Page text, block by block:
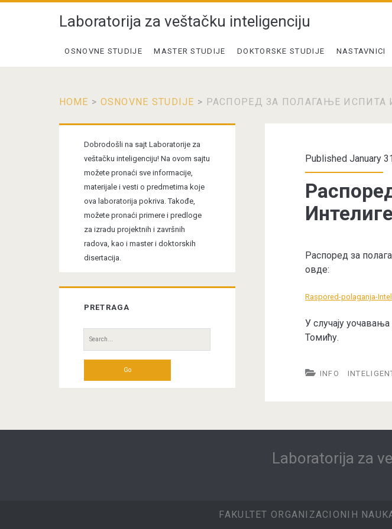
Laboratorija za veštačku inteligenciju
OSNOVNE STUDIJE MASTER STUDIJE DOKTORSKE STUDIJE NASTAVNICI
HOME > OSNOVNE STUDIJE > РАСПОРЕД ЗА ПОЛАГАЊЕ ИСПИТА
Published January
Распоред за
овде:
Raspored-polaganja-
У случају
Томићу.
INFO
Sidebar
Dobrodošli na sajt Laboratorije za
veštačku inteligenciju! Na ovom sajtu
možete pronaći sve informacije,
materijale i vesti o predmetima koje
ova laboratorija pokriva. Takođe,
možete pronaći primere i predloge
za izradu projektnih i završnih
radova, kao i master i doktorskih
disertacija.
PRETRAGA
Search
for:
Laboratorija za
FAKULTET ORGANIZACIONIH